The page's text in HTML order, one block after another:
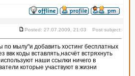
Posted: 27.07.2009, 21:03 Post subject:
по мылу"и добавить хостинг бесплатных
коды вставлять,насчёт встряхнуть
наши ссылки ничего в
которые участвуют в жизни